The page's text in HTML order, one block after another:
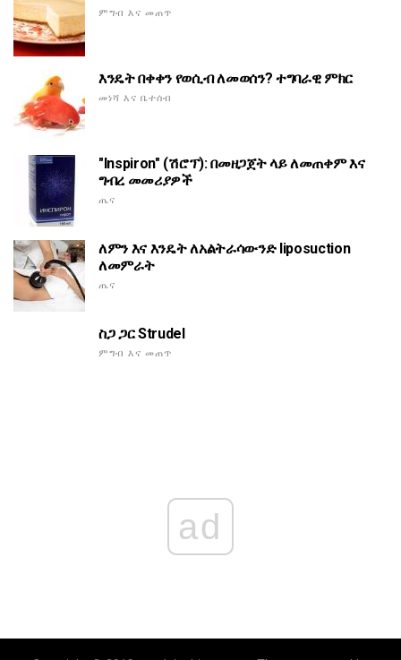
ምግብ እና መጠጥ
እንዴት በቀቀን የወሲብ ለመወሰን? ተግባራዊ ምክር
መነሻ እና ቤተሰብ
"Inspiron" (ሽሮፕ): በመዘጋጀት ላይ ለመጠቀም እና
ግብረ መመሪያዎች
ጤና
ለምን እና እንዴት ለአልትራሳውንድ liposuction
ለመምራት
ጤና
ስጋ ጋር Strudel
ምግብ እና መጠጥ
ad